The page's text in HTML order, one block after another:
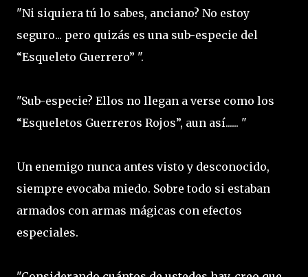
"Ni siquiera tú lo sabes, anciano? No estoy
seguro... pero quizás es una sub-especie del
“Esqueleto Guerrero” ".
"Sub-especie? Ellos no llegan a verse como los
“Esqueletos Guerreros Rojos”, aun así...... "
Un enemigo nunca antes visto y desconocido,
siempre evocaba miedo. Sobre todo si estaban
armados con armas mágicas con efectos
especiales.